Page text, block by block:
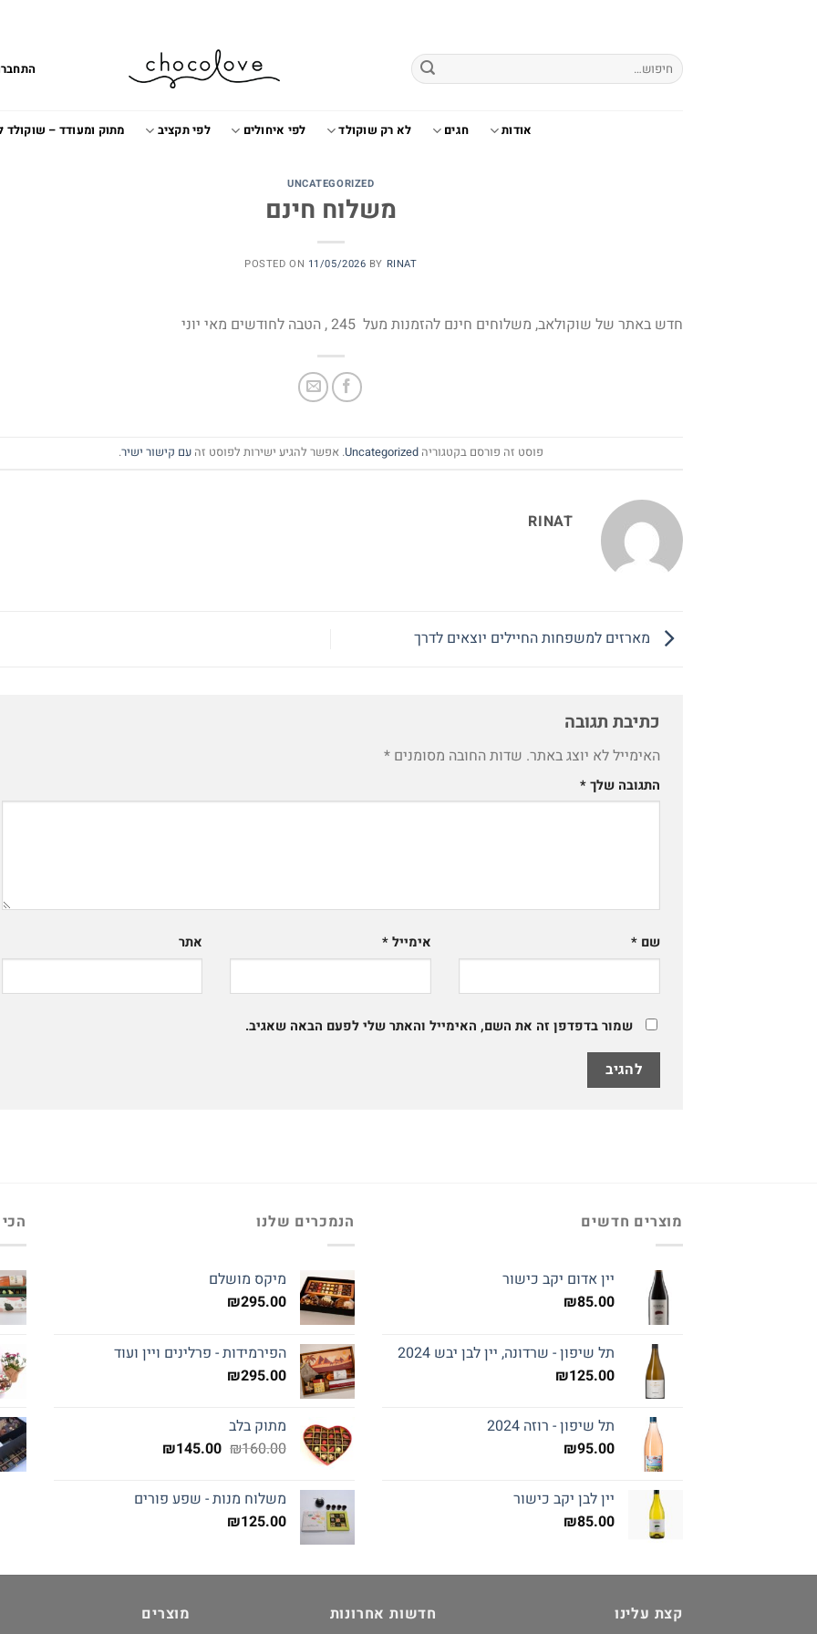
חיפוש
עבור:
אודות חגים לא רק שוקולד לפי איחולים לפי תקציב מתוק ומעודד – שוקולד
UNCATEGORIZED
משלוח חינם
POSTED ON 11/05/2026 BY RINAT
חדש באתר של שוקולאב, משלוחים חינם להזמנות מעל 245 , הטבה לחודשים מאי יוני
פוסט זה פורסם בקטגוריהUncategorized. אפשר להגיע ישירות לפוסט זהעם קישור ישיר.
RINAT
מארזים למשפחות החיילים יוצאים לדרך
כתיבת תגובה
האימייל לא יוצג באתר. שדות החובה מסומנים *
התגובה שלך*
שם * אימייל* אתר
שמור בדפדפן זה את השם, האימייל והאתר שלי לפעם הבאה שאגיב.
מוצרים חדשים
יין אדום יקב כישור
₪85.00
תל שיפון - שרדונה, יין לבן יבש 2024
₪125.00
תל שיפון - רוזה 2024
₪95.00
יין לבן יקב כישור
₪85.00
הנמכרים שלנו
מיקס מושלם
₪295.00
הפירמידות - פרלינים ויין ועוד
₪295.00
מתוק בלב
₪160.00
המחיר
₪160.00.
₪145.00
המחיר
₪145.00.
משלוח מנות - שפע פורים
₪125.00
קצת עלינו חדשות אחרונות מוצרים